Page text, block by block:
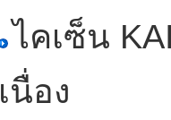
ไคเซ็น
เนื่อง